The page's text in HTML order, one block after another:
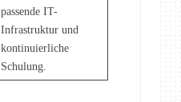
passende IT-
Infrastruktur und
kontinuierliche
Schulung.